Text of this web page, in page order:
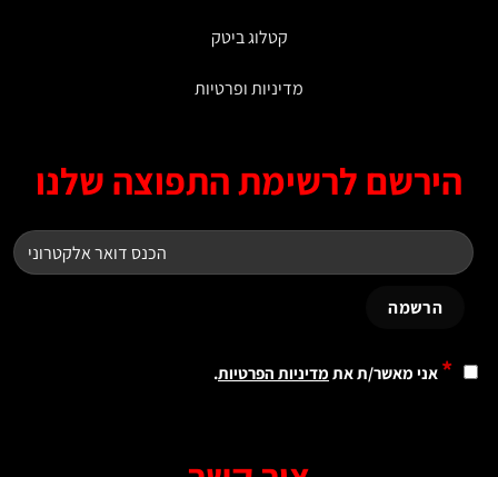
קטלוג ביטק
מדיניות ופרטיות
לרשימת התפוצה שלנו
אני מאשר/ת אתמדיניות הפרטיות.